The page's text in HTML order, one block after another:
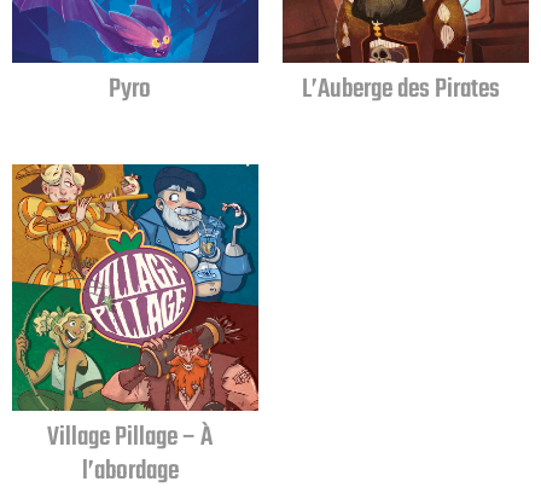
Pyro L’Auberge des Pirates
Village Pillage – À
l’abordage